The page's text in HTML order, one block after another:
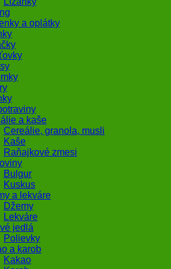
a oplátky
a kaše
Cereálie, granola, musli
Kaše
Raňajkové zmesi
Bulgur
Kuskus
a lekváre
Džemy
Lekváre
jedlá
Polievky
a karob
Kakao